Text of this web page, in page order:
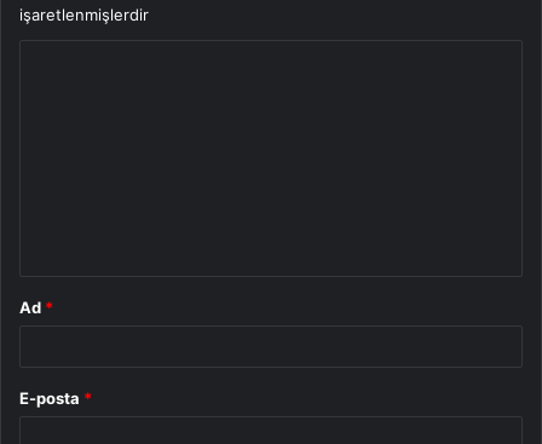
işaretlenmişlerdir
Ad *
E-posta *